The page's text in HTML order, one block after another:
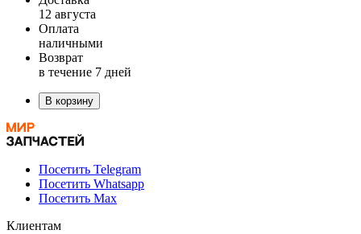
12 августа
Оплата
наличными
Возврат
в течение 7 дней
В корзину
Посетить Telegram
Посетить Whatsapp
Посетить Max
Клиентам